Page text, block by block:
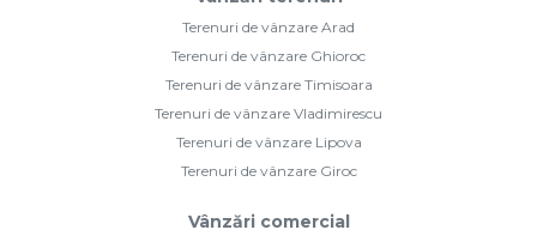
Terenuri de vânzare Arad
Terenuri de vânzare Ghioroc
Terenuri de vânzare Timisoara
Terenuri de vânzare Vladimirescu
Terenuri de vânzare Lipova
Terenuri de vânzare Giroc
Vânzări comercial